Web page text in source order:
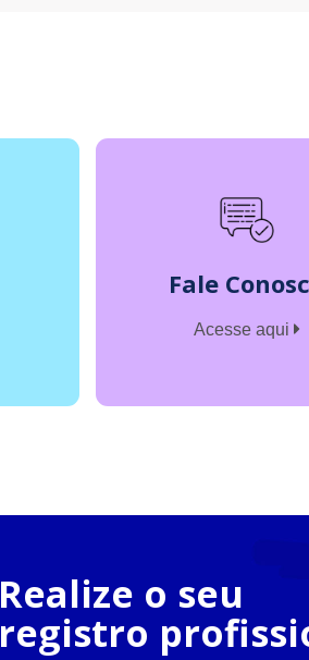
Fale
Acesse aqui
Realize o seu
registro